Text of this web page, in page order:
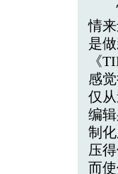
恰
情
是
《
感
仅
编
制
压
而